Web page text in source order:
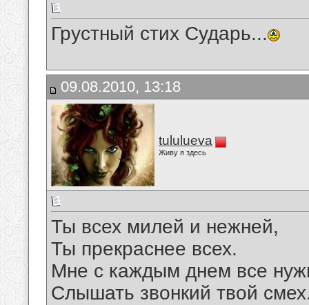
Грустный стих Сударь...
09.08.2010, 13:18
tululueva
Живу я здесь
Ты всех милей и нежней,
Ты прекраснее всех.
Мне с каждым днем все
Слышать звонкий твой